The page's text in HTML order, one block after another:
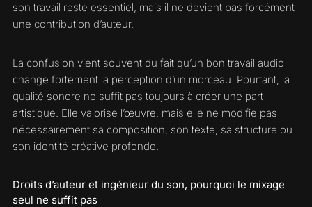
son travail reste essentiel, mais il ne devient pas forcément
une contribution d’auteur.
La confusion vient souvent du fait qu’un bon travail audio
change fortement la perception d’un morceau. Pourtant, la
qualité sonore ne suffit pas toujours à créer une part
artistique. Elle valorise l’œuvre, mais elle ne modifie pas
nécessairement sa composition, son texte, sa structure ou
son identité créative profonde.
Droits d’auteur et ingénieur du son, pourquoi le mixage
seul ne suffit pas